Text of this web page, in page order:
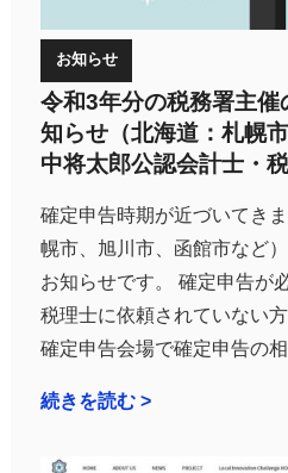
お知らせ
令和3年分の税務署主
知らせ（北海道：札幌
中将太郎公認会計士・
確定申告時期が近づいてき
幌市、旭川市、函館市など
お知らせです。 確定申告が
税理士に依頼されていない
確定申告会場で確定申告の
続きを読む >